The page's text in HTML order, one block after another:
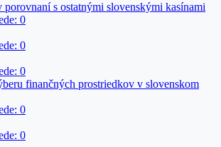
s ostatnými slovenskými kasínami
0
0
0
finančných prostriedkov v slovenskom
0
0